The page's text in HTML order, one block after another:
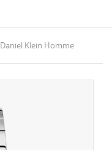
Daniel Klein Homme